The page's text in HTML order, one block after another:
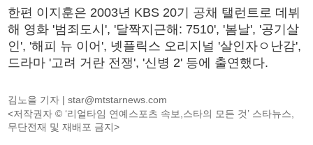
한편 이지훈은 2003년 KBS 20기 공채 탤런트로 데뷔
해 영화 '범죄도시', '달짝지근해: 7510', '봄날', '공기살
인', '해피 뉴 이어', 넷플릭스 오리지널 '살인자ㅇ난감',
드라마 '고려 거란 전쟁', '신병 2' 등에 출연했다.
김노을 기자 |star@mtstarnews.com
<저작권자 © ‘리얼타임 연예스포츠 속보,스타의 모든 것’ 스타뉴스,
무단전재 및 재배포 금지>